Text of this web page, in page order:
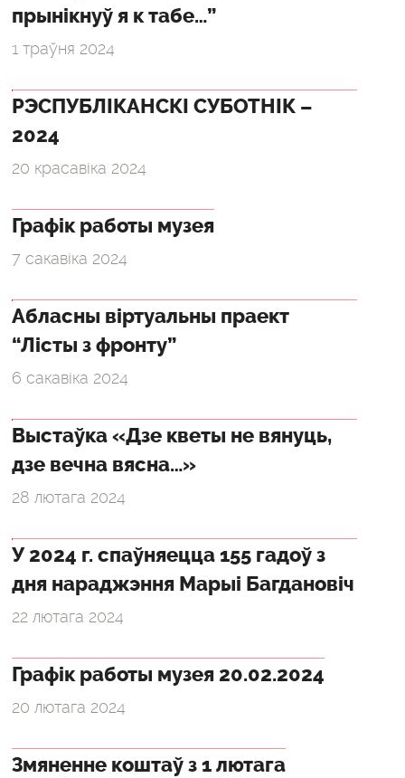
прынікнуў я к табе…”
1 траўня 2024
РЭСПУБЛІКАНСКІ СУБОТНІК –
2024
20 красавіка 2024
Графік работы музея
7 сакавіка 2024
Абласны віртуальны праект
“Лісты з фронту”
6 сакавіка 2024
Выстаўка «Дзе кветы не вянуць,
дзе вечна вясна…»
28 лютага 2024
У 2024 г. спаўняецца 155 гадоў з
дня нараджэння Марыі Багдановіч
22 лютага 2024
Графік работы музея 20.02.2024
20 лютага 2024
Змяненне коштаў з 1 лютага